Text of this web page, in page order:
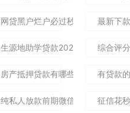
网贷黑户烂户必过秒下款9月高通
最新下
生源地助学贷款2025年发放时间及
综合评
房产抵押贷款有哪些风险？一文讲
有贷款
纯私人放款前期微信私人贷,为您介
征信花